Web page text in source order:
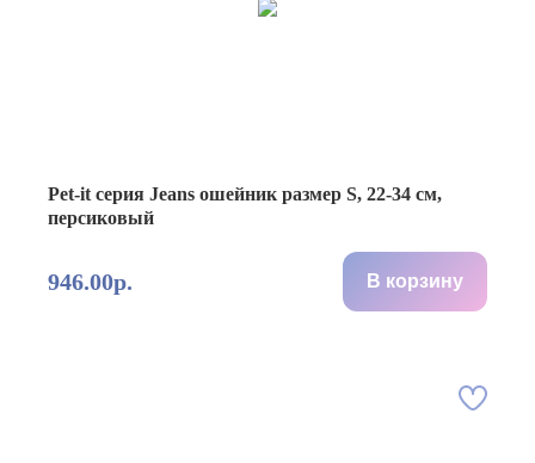
Pet-it серия Jeans ошейник размер S, 22-34 см,
персиковый
946.00р. В корзину